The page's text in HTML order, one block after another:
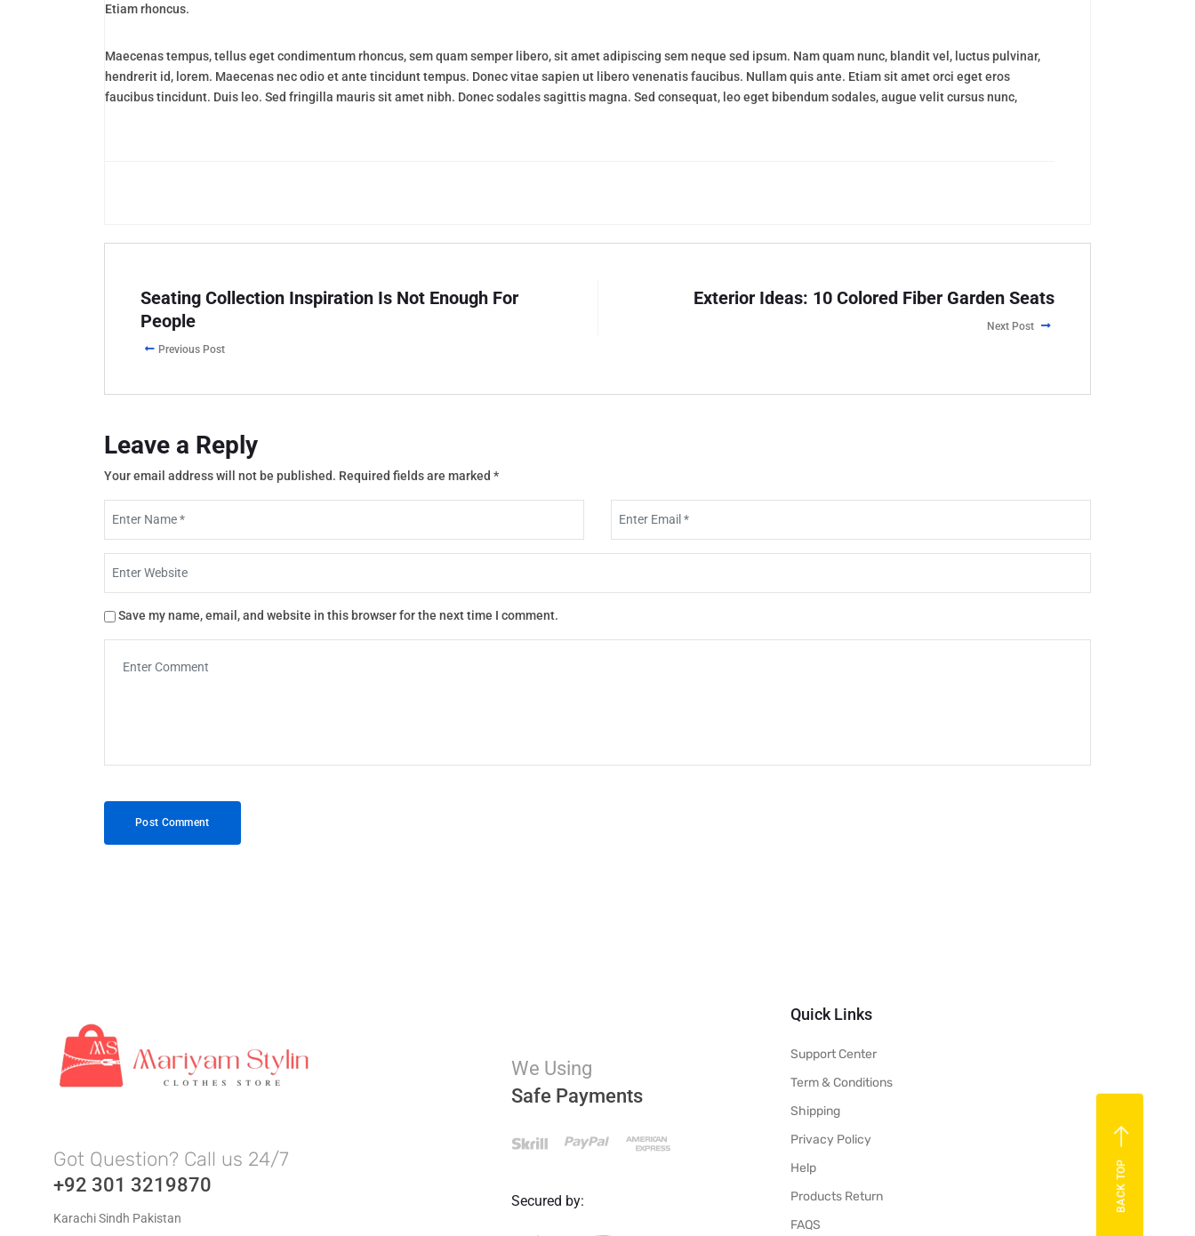
Etiam rhoncus.
Maecenas tempus, tellus eget condimentum rhoncus, sem quam semper libero, sit amet adipiscing sem neque sed ipsum. Nam quam nunc, blandit vel, luctus pulvinar,
hendrerit id, lorem. Maecenas nec odio et ante tincidunt tempus. Donec vitae sapien ut libero venenatis faucibus. Nullam quis ante. Etiam sit amet orci eget eros
faucibus tincidunt. Duis leo. Sed fringilla mauris sit amet nibh. Donec sodales sagittis magna. Sed consequat, leo eget bibendum sodales, augue velit cursus nunc,
Seating Collection Inspiration Is Not Enough For
People
Previous Post
Exterior Ideas: 10 Colored Fiber Garden Seats
Next Post
Leave a Reply
Your email address will not be published. Required fields are marked *
Save my name, email, and website in this browser for the next time I comment.
Got Question? Call us 24/7
+92 301 3219870
Karachi Sindh Pakistan
We Using
Safe Payments
Secured by:
Quick Links
Support Center
Term & Conditions
Shipping
Privacy Policy
Help
Products Return
FAQS
BACK TOP